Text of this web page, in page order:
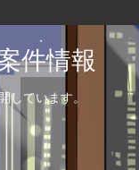
件情報
しています。